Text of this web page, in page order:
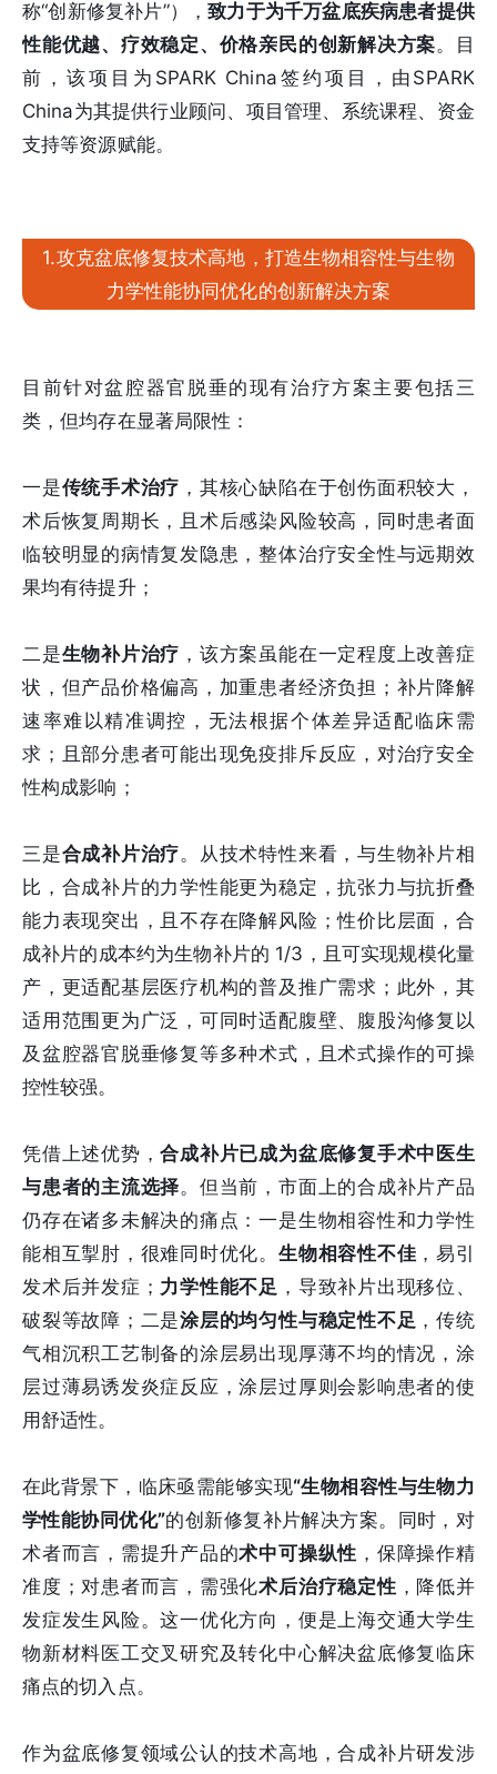
称“创新修复补片”），致力于为千万盆底疾病患者提供
性能优越、疗效稳定、价格亲民的创新解决方案。目
前，该项目为SPARK China签约项目，由SPARK
China为其提供行业顾问、项目管理、系统课程、资金
支持等资源赋能。
1.攻克盆底修复技术高地，打造生物相容性与生物
力学性能协同优化的创新解决方案
目前针对盆腔器官脱垂的现有治疗方案主要包括三
类，但均存在显著局限性：
一是传统手术治疗 ，其核心缺陷在于创伤面积较大，
术后恢复周期长，且术后感染风险较高，同时患者面
临较明显的病情复发隐患，整体治疗安全性与远期效
果均有待提升；
二是生物补片治疗 ，该方案虽能在一定程度上改善症
状，但产品价格偏高，加重患者经济负担；补片降解
速率难以精准调控，无法根据个体差异适配临床需
求；且部分患者可能出现免疫排斥反应，对治疗安全
性构成影响；
三是合成补片治疗。从技术特性来看，与生物补片相
比，合成补片的力学性能更为稳定，抗张力与抗折叠
能力表现突出，且不存在降解风险；性价比层面，合
成补片的成本约为生物补片的 1/3，且可实现规模化量
产，更适配基层医疗机构的普及推广需求；此外，其
适用范围更为广泛，可同时适配腹壁、腹股沟修复以
及盆腔器官脱垂修复等多种术式，且术式操作的可操
控性较强。
凭借上述优势，合成补片已成为盆底修复手术中医生
与患者的主流选择。但当前，市面上的合成补片产品
仍存在诸多未解决的痛点：一是生物相容性和力学性
能相互掣肘，很难同时优化。 生物相容性不佳 ，易引
发术后并发症； 力学性能不足 ，导致补片出现移位、
破裂等故障；二是涂层的均匀性与稳定性不足 ，传统
气相沉积工艺制备的涂层易出现厚薄不均的情况，涂
层过薄易诱发炎症反应，涂层过厚则会影响患者的使
用舒适性。
在此背景下，临床亟需能够实现“生物相容性与生物力
学性能协同优化”的创新修复补片解决方案。同时，对
术者而言，需提升产品的术中可操纵性 ，保障操作精
准度；对患者而言，需强化术后治疗稳定性 ，降低并
发症发生风险。这一优化方向，便是上海交通大学生
物新材料医工交叉研究及转化中心解决盆底修复临床
痛点的切入点。
作为盆底修复领域公认的技术高地，合成补片研发涉